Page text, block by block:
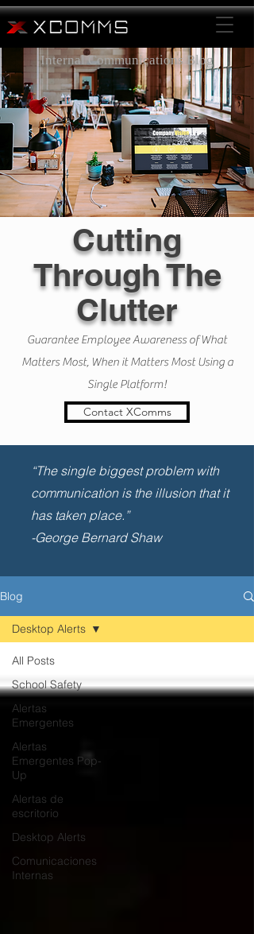
Internal Communications Blog
Cutting
Through The
Clutter
Guarantee Employee Awareness of What
Matters Most, When it Matters Most Using a
Single Platform!
Contact XComms
“The single biggest problem with
communication is the illusion that it
has taken place.”
-George Bernard Shaw
Blog
All Posts
School Safety
Alertas
Emergentes
Alertas
Emergentes Pop-
Up
Alertas de
escritorio
Desktop Alerts
Comunicaciones
Internas
Desktop Alerts